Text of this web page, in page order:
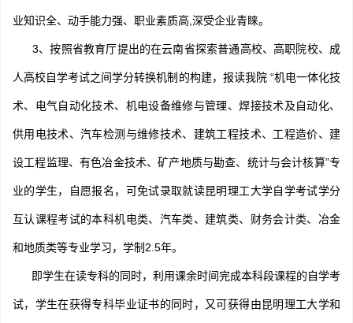
业知识全、动手能力强、职业素质高,深受企业青睐。
3、按照省教育厅提出的在云南省探索普通高校、高职院校、成
人高校自学考试之间学分转换机制的构建，报读我院 “机电一体化技
术、电气自动化技术、机电设备维修与管理、焊接技术及自动化、
供用电技术、汽车检测与维修技术、建筑工程技术、工程造价、建
设工程监理、有色冶金技术、矿产地质与勘查、统计与会计核算”专
业的学生，自愿报名，可免试录取就读昆明理工大学自学考试学分
互认课程考试的本科机电类、汽车类、建筑类、财务会计类、冶金
和地质类等专业学习，学制2.5年。
即学生在读专科的同时，利用课余时间完成本科段课程的自学考
试，学生在获得专科毕业证书的同时，又可获得由昆明理工大学和